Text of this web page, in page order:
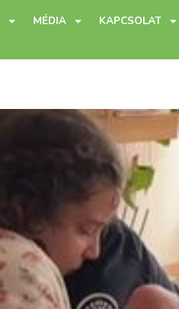
MÉDIA KAPCSOLAT